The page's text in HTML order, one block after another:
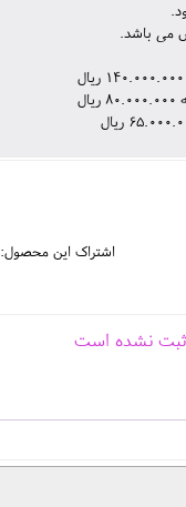
اشتراک این محصول:
ثبت نشده است